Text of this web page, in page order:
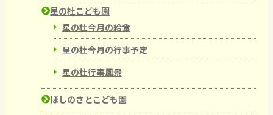
星の杜こども園
星の杜今月の給食
星の杜今月の行事予定
星の杜行事風景
ほしのさとこども園